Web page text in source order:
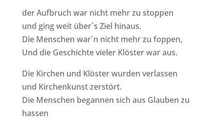
der Aufbruch war nicht mehr zu stoppen
und ging weit über´s Ziel hinaus.
Die Menschen war´n nicht mehr zu foppen,
Und die Geschichte vieler Klöster war aus.
Die Kirchen und Klöster wurden verlassen
und Kirchenkunst zerstört.
Die Menschen begannen sich aus Glauben zu
hassen